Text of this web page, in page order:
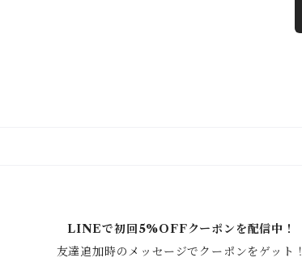
LINEで初回5%OFFクーポンを配信中！
友達追加時のメッセージでクーポンをゲット！